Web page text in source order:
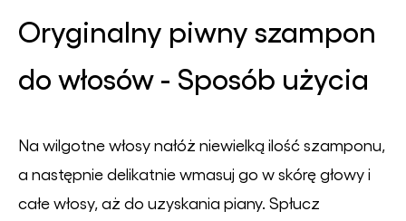
Oryginalny piwny szampon
do włosów - Sposób użycia
Na wilgotne włosy nałóż niewielką ilość szamponu,
a następnie delikatnie wmasuj go w skórę głowy i
całe włosy, aż do uzyskania piany. Spłucz